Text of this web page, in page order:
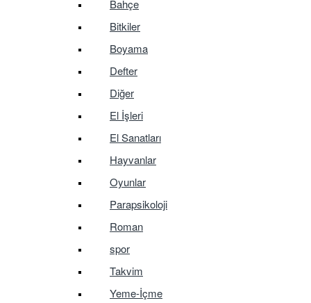
Bahçe
Bitkiler
Boyama
Defter
Diğer
El İşleri
El Sanatları
Hayvanlar
Oyunlar
Parapsikoloji
Roman
spor
Takvim
Yeme-İçme